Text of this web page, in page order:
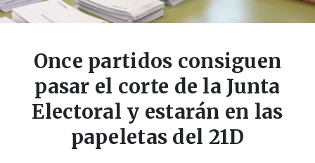
Once partidos consiguen
pasar el corte de la Junta
Electoral y estarán en las
papeletas del 21D